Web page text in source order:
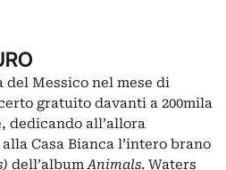
del Messico nel mese di
gratuito davanti a 200mila
dedicando all’allora
Casa Bianca l’intero brano
dell’albumAnimals. Waters